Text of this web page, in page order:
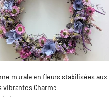
murale en fleurs stabilisées aux
vibrantes Charme